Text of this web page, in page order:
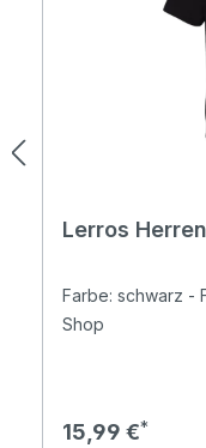
Lerros
Farbe: schwarz -
Shop
Regulärer Preis:
15,99 €